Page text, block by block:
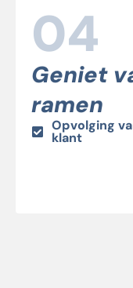
04
Geniet
ramen
Opvolging
klant